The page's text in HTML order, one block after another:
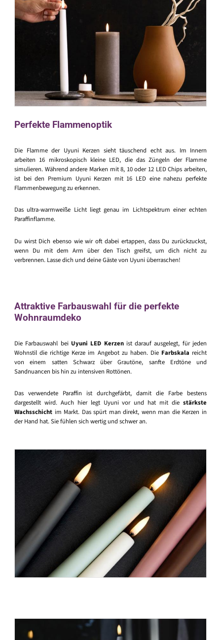
Perfekte Flammenoptik
Die Flamme der Uyuni Kerzen sieht täuschend echt aus. Im Innern
arbeiten 16 mikroskopisch kleine LED, die das Züngeln der Flamme
simulieren. Während andere Marken mit 8, 10 oder 12 LED Chips arbeiten,
ist bei den Premium Uyuni Kerzen mit 16 LED eine nahezu perfekte
Flammenbewegung zu erkennen.
Das ultra-warmweiße Licht liegt genau im Lichtspektrum einer echten
Paraffinflamme.
Du wirst Dich ebenso wie wir oft dabei ertappen, dass Du zurückzuckst,
wenn Du mit dem Arm über den Tisch greifst, um dich nicht zu
verbrennen. Lasse dich und deine Gäste von Uyuni überraschen!
Attraktive Farbauswahl für die perfekte
Wohnraumdeko
Die Farbauswahl bei Uyuni LED Kerzenist darauf ausgelegt, für jeden
Wohnstil die richtige Kerze im Angebot zu haben. Die Farbskala reicht
von einem satten Schwarz über Grautöne, sanfte Erdtöne und
Sandnuancen bis hin zu intensiven Rottönen.
Das verwendete Paraffin ist durchgefärbt, damit die Farbe bestens
dargestellt wird. Auch hier legt Uyuni vor und hat mit die stärkste
Wachsschicht im Markt. Das spürt man direkt, wenn man die Kerzen in
der Hand hat. Sie fühlen sich wertig und schwer an.